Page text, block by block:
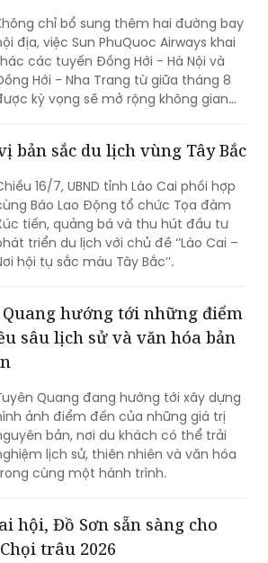
chỉ bổ sung thêm hai đường bay
địa, việc Sun PhuQuoc Airways khai
các tuyến Đồng Hới - Hà Nội và
Hới - Nha Trang từ giữa tháng 8
kỳ vọng sẽ mở rộng không gian
tế, tạo đà cho Lễ hội Vì Hòa bình
2026 và Năm Du lịch Quốc gia - Quảng
2027.
bản sắc du lịch vùng Tây Bắc
16/7, UBND tỉnh Lào Cai phối hợp
Báo Lao Động tổ chức Tọa đàm
tiến, quảng bá và thu hút đầu tư
triển du lịch với chủ đề ‘’Lào Cai –
hội tụ sắc màu Tây Bắc’’.
hướng tới những điểm
sâu lịch sử và văn hóa bản
Quang đang hướng tới xây dựng
ảnh điểm đến của những giá trị
bản, nơi du khách có thể trải
lịch sử, thiên nhiên và văn hóa
cùng một hành trình.
hội, Đồ Sơn sẵn sàng cho
trâu 2026